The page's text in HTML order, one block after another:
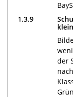
1.3.9
der